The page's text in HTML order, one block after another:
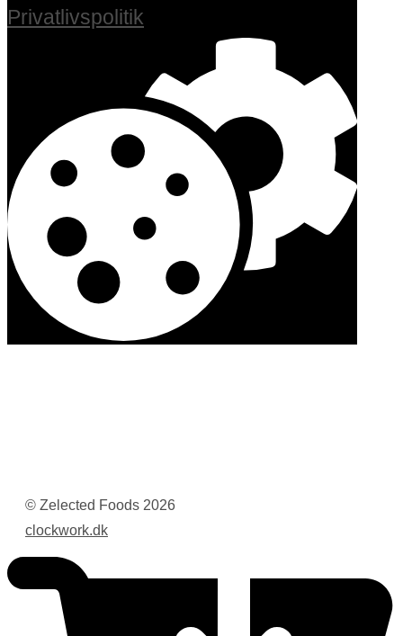
Privatlivspolitik
© Zelected Foods 2026
clockwork.dk